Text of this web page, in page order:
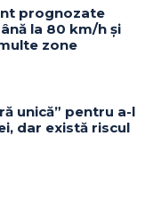
prognozate
la 80 km/h și
zone
unică” pentru a-l
dar există riscul